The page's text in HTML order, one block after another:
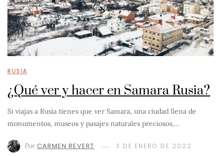
RUSIA
¿Qué ver y hacer en Samara Rusia?
Si viajas a Rusia tienes que ver Samara, una ciudad llena de
monumentos, museos y pasajes naturales preciosos,…
Por CARMEN REVERT 3 DE ENERO DE 2022